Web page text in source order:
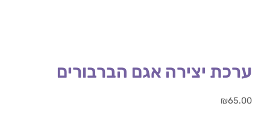
ערכת יצירה אגם הברבורים
₪65.00